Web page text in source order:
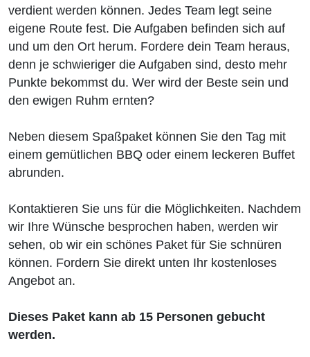
verdient werden können. Jedes Team legt seine
eigene Route fest. Die Aufgaben befinden sich auf
und um den Ort herum. Fordere dein Team heraus,
denn je schwieriger die Aufgaben sind, desto mehr
Punkte bekommst du. Wer wird der Beste sein und
den ewigen Ruhm ernten?
Neben diesem Spaßpaket können Sie den Tag mit
einem gemütlichen BBQ oder einem leckeren Buffet
abrunden.
Kontaktieren Sie uns für die Möglichkeiten. Nachdem
wir Ihre Wünsche besprochen haben, werden wir
sehen, ob wir ein schönes Paket für Sie schnüren
können. Fordern Sie direkt unten Ihr kostenloses
Angebot an.
Dieses Paket kann ab 15 Personen gebucht
werden.